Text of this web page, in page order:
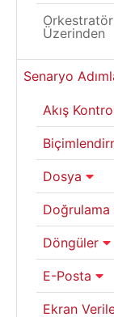
Üzerinden
Senaryo
Akış
Dosya
Doğrulama
Döngüler
E-Posta
Ekran